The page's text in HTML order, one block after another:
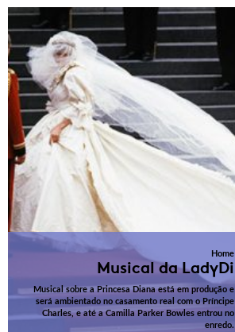
Home
Musical da LadyDi
Musical sobre a Princesa Diana está em produção e
será ambientado no casamento real com o Príncipe
Charles, e até a Camilla Parker Bowles entrou no
enredo.